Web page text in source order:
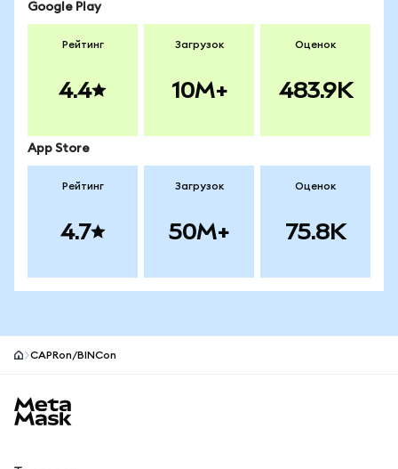
Google Play
Рейтинг
4.4
Загрузок
10M+
Оценок
483.9K
App Store
Рейтинг
4.7
Загрузок
50M+
Оценок
75.8K
CAPRon/BINCon